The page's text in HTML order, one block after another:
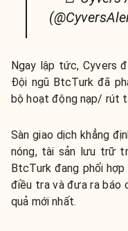
Ngay lập tức, Cyvers
Đội ngũ BtcTurk đã
bộ hoạt động nạp/ rút
Sàn giao dịch khẳng
nóng, tài sản lưu trữ
BtcTurk đang phối
điều tra và đưa ra báo
quả mới nhất.